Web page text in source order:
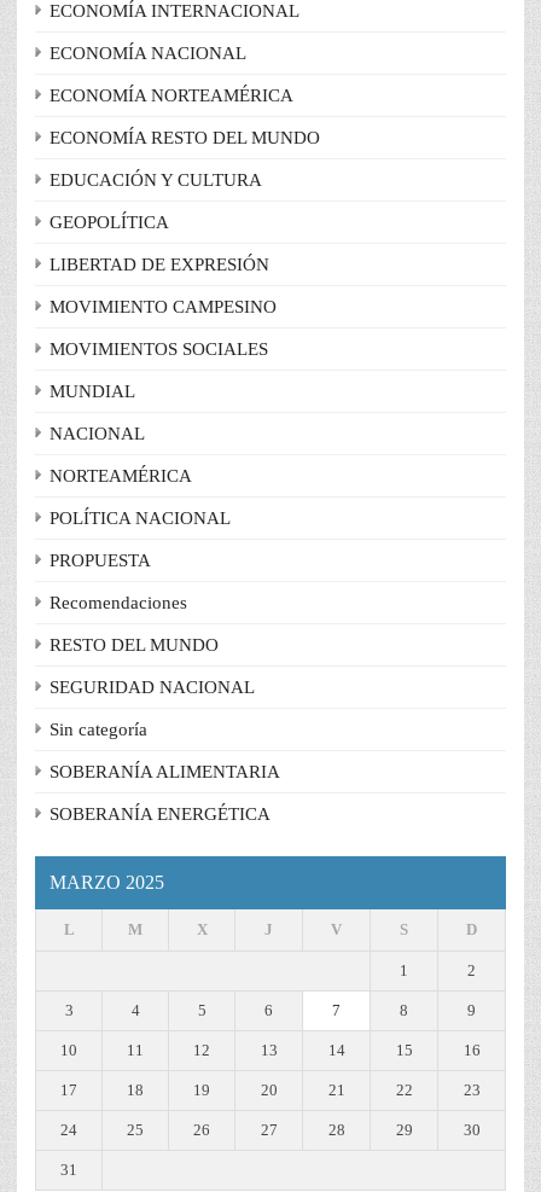
ECONOMÍA INTERNACIONAL
ECONOMÍA NACIONAL
ECONOMÍA NORTEAMÉRICA
ECONOMÍA RESTO DEL MUNDO
EDUCACIÓN Y CULTURA
GEOPOLÍTICA
LIBERTAD DE EXPRESIÓN
MOVIMIENTO CAMPESINO
MOVIMIENTOS SOCIALES
MUNDIAL
NACIONAL
NORTEAMÉRICA
POLÍTICA NACIONAL
PROPUESTA
Recomendaciones
RESTO DEL MUNDO
SEGURIDAD NACIONAL
Sin categoría
SOBERANÍA ALIMENTARIA
SOBERANÍA ENERGÉTICA
MARZO 2025
L M X J V S D
1 2
3 4 5 6 7 8 9
10 11 12 13 14 15 16
17 18 19 20 21 22 23
24 25 26 27 28 29 30
31